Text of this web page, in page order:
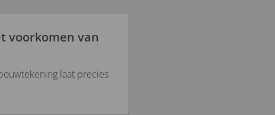
voorkomen van
laat precies